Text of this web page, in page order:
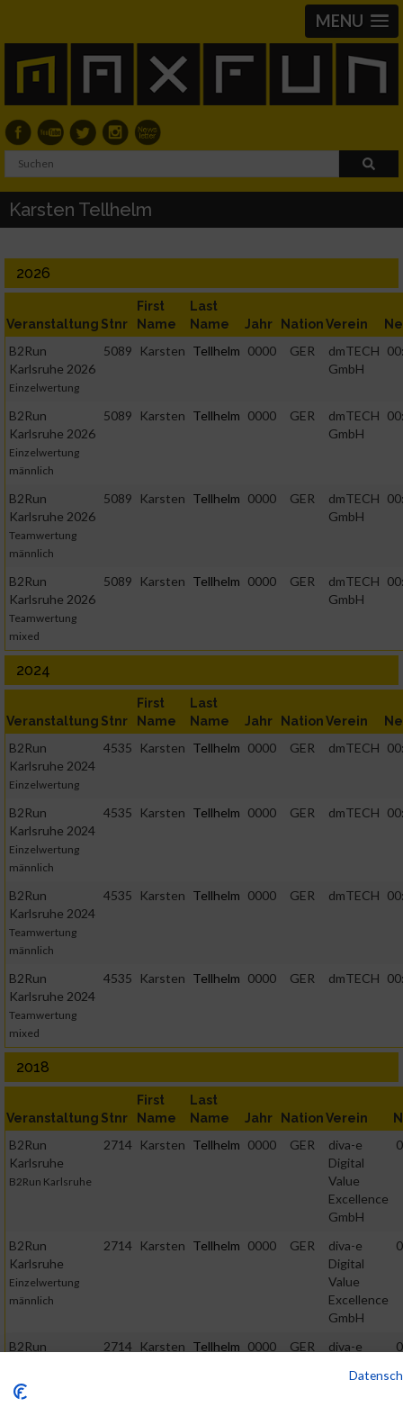
MENU
Karsten Tellhelm
2026
Veranstaltung Stnr
First
Name
Last
Name
Jahr NationVerein
B2Run
Karlsruhe 2026
Einzelwertung
5089 Karsten Tellhelm 0000 GER
dmTECH
GmbH
B2Run
Karlsruhe 2026
Einzelwertung
männlich
5089 Karsten Tellhelm 0000 GER
dmTECH
GmbH
B2Run
Karlsruhe 2026
Teamwertung
männlich
5089 Karsten Tellhelm 0000 GER
dmTECH
GmbH
B2Run
Karlsruhe 2026
Teamwertung
mixed
5089 Karsten Tellhelm 0000 GER
dmTECH
GmbH
2024
Veranstaltung Stnr
First
Name
Last
Name
Jahr NationVerein
B2Run
Karlsruhe 2024
Einzelwertung
4535 Karsten Tellhelm 0000 GER dmTECH
B2Run
Karlsruhe 2024
Einzelwertung
männlich
4535 Karsten Tellhelm 0000 GER dmTECH
B2Run
Karlsruhe 2024
Teamwertung
männlich
4535 Karsten Tellhelm 0000 GER dmTECH
B2Run
Karlsruhe 2024
Teamwertung
mixed
4535 Karsten Tellhelm 0000 GER dmTECH
2018
Veranstaltung Stnr
First
Name
Last
Name
Jahr NationVerein
B2Run
Karlsruhe
B2Run Karlsruhe
2714 Karsten Tellhelm 0000 GER
diva-e
Digital
Value
Excellence
GmbH
B2Run
Karlsruhe
Einzelwertung
männlich
2714 Karsten Tellhelm 0000 GER
diva-e
Digital
Value
Excellence
GmbH
B2Run
Teamwertung
männlich
2714 Karsten Tellhelm 0000 GER
diva-e
Value